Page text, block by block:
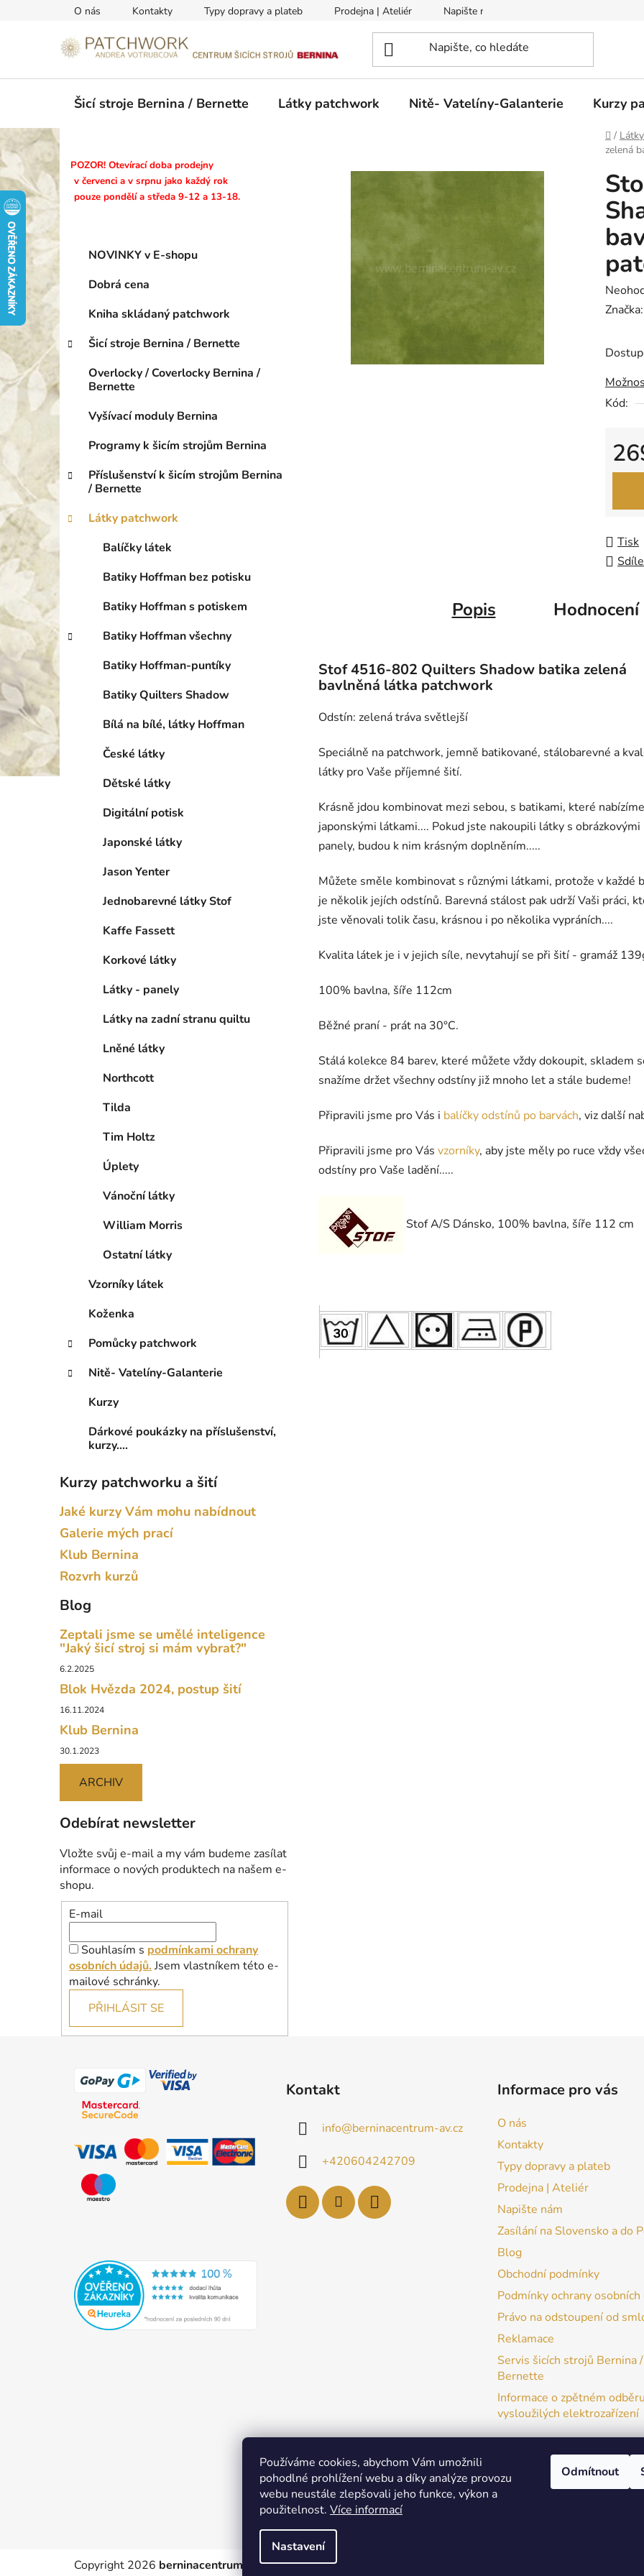
Používáme cookies, abychom Vám umožnili
pohodlné prohlížení webu a díky analýze provozu
webu neustále zlepšovali jeho funkce, výkon a
použitelnost. Více informací
Nastavení
Odmítnout
O nás Kontakty Typy dopravy a plateb Prodejna | Ateliér Napište nám
Šicí stroje Bernina / Bernette Látky patchwork Nitě- Vatelíny-Galanterie Kurzy
Domů
/
zelená
P
o
s
r
í
a
e
POZOR! Otevírací doba prodejny
v červenci a v srpnu jako každý rok
pouze pondělí a středa 9-12 a 13-18.
Přeskočit
kategorie
K
g
o
i
NOVINKY v E-shopu
Dobrá cena
Kniha skládaný patchwork
Šicí stroje Bernina / Bernette
Overlocky / Coverlocky Bernina /
Bernette
Vyšívací moduly Bernina
Programy k šicím strojům Bernina
Příslušenství k šicím strojům Bernina
/ Bernette
Látky patchwork
Balíčky látek
Batiky Hoffman bez potisku
Batiky Hoffman s potiskem
Batiky Hoffman všechny
Batiky Hoffman-puntíky
Batiky Quilters Shadow
Bílá na bílé, látky Hoffman
České látky
Dětské látky
Digitální potisk
Japonské látky
Jason Yenter
Jednobarevné látky Stof
Kaffe Fassett
Korkové látky
Látky - panely
Látky na zadní stranu quiltu
Lněné látky
Northcott
Tilda
Tim Holtz
Úplety
Vánoční látky
William Morris
Ostatní látky
Vzorníky látek
Koženka
Pomůcky patchwork
Nitě- Vatelíny-Galanterie
Kurzy
Dárkové poukázky na příslušenství,
kurzy....
Kurzy patchworku a šití
Jaké kurzy Vám mohu nabídnout
Galerie mých prací
Klub Bernina
Rozvrh kurzů
Blog
Zeptali jsme se umělé inteligence
"Jaký šicí stroj si mám vybrat?"
6.2.2025
Blok Hvězda 2024, postup šití
16.11.2024
Klub Bernina
30.1.2023
ARCHIV
Odebírat newsletter
Vložte svůj e-mail a my vám budeme zasílat
informace o nových produktech na našem e-
shopu.
E-mail
Souhlasím s podmínkami ochrany
osobních údajů. Jsem vlastníkem této e-
mailové schránky.
PŘIHLÁSIT SE
je
z
5
Značka:
Kód:
Tisk
Popis Hodnocení
Stof 4516-802 Quilters Shadow batika zelená
bavlněná látka patchwork
Odstín: zelená tráva světlejší
Speciálně na patchwork, jemně batikované, stálobarevné a
látky pro Vaše příjemné šití.
Krásně jdou kombinovat mezi sebou, s batikami, které
japonskými látkami.... Pokud jste nakoupili látky s obrázkovými
panely, budou k nim krásným doplněním.....
Můžete směle kombinovat s různými látkami, protože v každé
je několik jejích odstínů. Barevná stálost pak udrží Vaši práci,
jste věnovali tolik času, krásnou i po několika vypráních....
Kvalita látek je i v jejich síle, nevytahují se při šití - gramáž
100% bavlna, šíře 112cm
Běžné praní - prát na 30°C.
Stálá kolekce 84 barev, které můžete vždy dokoupit, skladem
snažíme držet všechny odstíny již mnoho let a stále budeme!
Připravili jsme pro Vás i balíčky odstínů po barvách, viz další
Připravili jsme pro Vás vzorníky, aby jste měly po ruce vždy
odstíny pro Vaše ladění.....
Stof A/S Dánsko, 100% bavlna, šíře 112 cm
Kontakt
info@berninacentrum-av.cz
+420604242709
Informace pro vás
O nás
Kontakty
Typy dopravy a plateb
Prodejna | Ateliér
Napište nám
Zasílání na Slovensko a do
Blog
Obchodní podmínky
Podmínky ochrany osobních
Právo na odstoupení od
Reklamace
Servis šicích strojů Bernina /
Bernette
Informace o zpětném odběru
vysloužilých elektrozařízení
patchwork-aja.cz
Copyright 2026 berninacentrum-av.cz. Všechna práva vyhrazena.